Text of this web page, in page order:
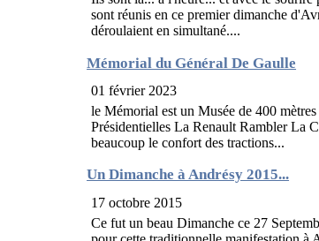
sont réunis en ce premier dimanche
déroulaient en simultané....
Mémorial du Général De Gaulle
01 février 2023
le Mémorial est un Musée de 400
Présidentielles La Renault Rambler La
beaucoup le confort des tractions...
Un Dimanche à Andrésy 2015...
17 octobre 2015
Ce fut un beau Dimanche ce 27